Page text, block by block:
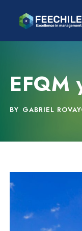
EFQM
BY GABRIEL